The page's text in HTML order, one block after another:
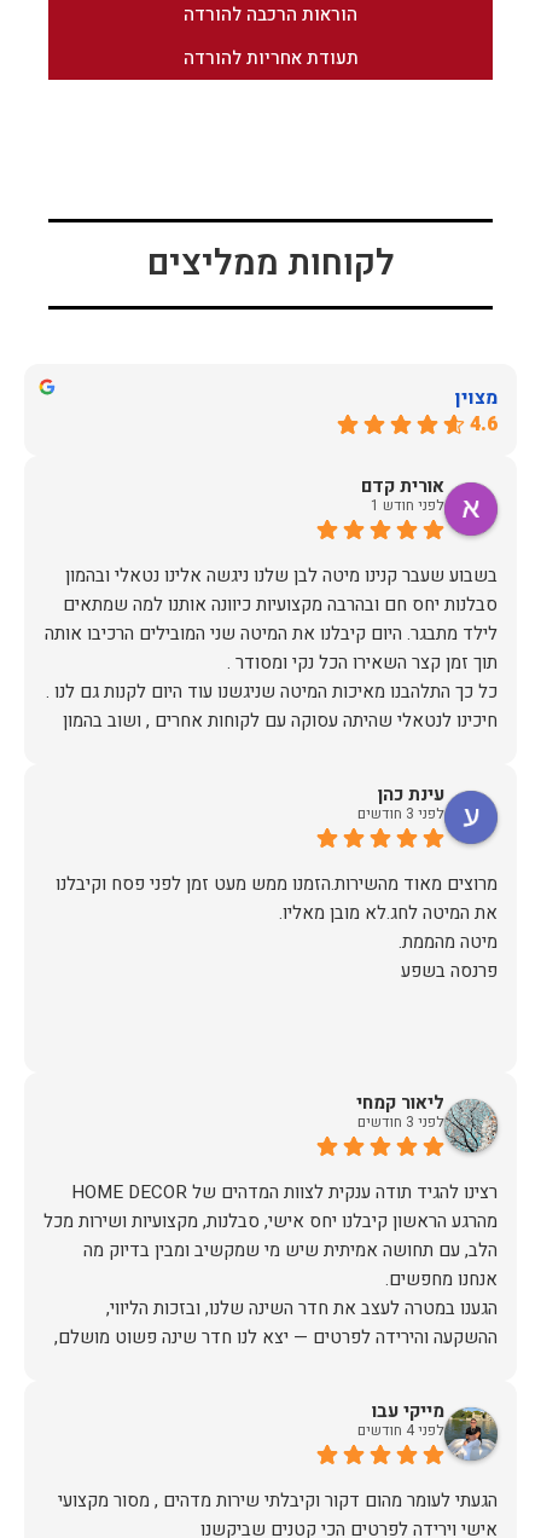
הוראות הרכבה להורדה
תעודת אחריות להורדה
לקוחות ממליצים
מצוין
4.6
אורית קדם
לפני חודש 1
בשבוע שעבר קנינו מיטה לבן שלנו ניגשה אלינו נטאלי ובהמון
סבלנות יחס חם ובהרבה מקצועיות כיוונה אותנו למה שמתאים
לילד מתבגר. היום קיבלנו את המיטה שני המובילים הרכיבו אותה
חיכינו לנטאלי שהיתה עסוקה עם לקוחות אחרים , ושוב בהמון
ממליצה בחום !!!
עינת כהן
לפני 3 חודשים
מרוצים מאוד מהשירות.הזמנו ממש מעט זמן לפני פסח וקיבלנו
פרנסה בשפע
ליאור קמחי
לפני 3 חודשים
מהרגע הראשון קיבלנו יחס אישי, סבלנות, מקצועיות ושירות מכל
הלב, עם תחושה אמיתית שיש מי שמקשיב ומבין בדיוק מה
הגענו במטרה לעצב את חדר השינה שלנו, ובזכות הליווי,
ההשקעה והירידה לפרטים — יצא לנו חדר שינה פשוט מושלם,
אין ספק שעשינו את הבחירה הנכונה. ממליצים מכל הלב לכל מי
מייקי עבו
לפני 4 חודשים
הגעתי לעומר מהום דקור וקיבלתי שירות מדהים , מסור מקצועי